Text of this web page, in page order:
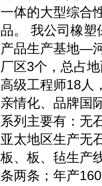
一体的大型综合
品。 我公司橡塑
产品生产基地—
厂区3个，总占
高级工程师18人
亲情化、品牌国
系列主要有：无
亚太地区生产无
板、板、毡生产
条两条；年产